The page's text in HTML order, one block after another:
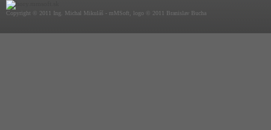
Copyright © 2011 Ing. Michal Mikuláš - mMSoft, logo © 2011 Branislav Bucha